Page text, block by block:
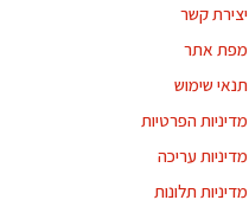
יצירת קשר
מפת אתר
תנאי שימוש
מדיניות הפרטיות
מדיניות עריכה
מדיניות תלונות